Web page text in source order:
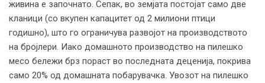
живина е започнато. Сепак, во земјата постојат само две
кланици (со вкупен капацитет од 2 милиони птици
годишно), што го ограничува развојот на производството
на бројлери. Иако домашното производство на пилешко
месо бележи брз пораст во последната деценија, покрива
само 20% од домашната побарувачка. Увозот на пилешко